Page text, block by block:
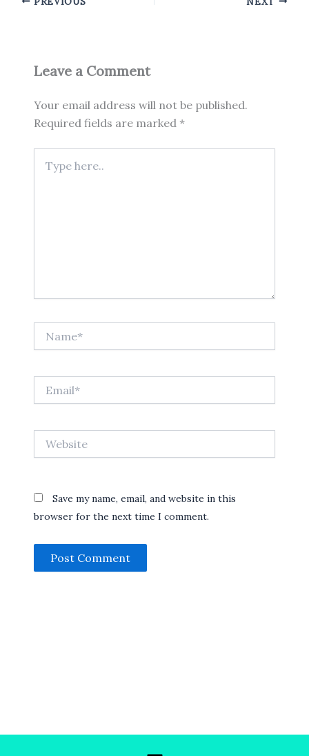
Leave a Comment
Your email address will not be published.
Required fields are marked *
here..
Save my name, email, and website in this
browser for the next time I comment.